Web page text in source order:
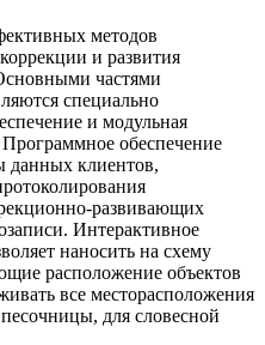
методов
и развития
частями
специально
и модульная
обеспечение
данных клиентов,
развивающих
Интерактивное
наносить на схему
расположение объектов
все месторасположения
для словесной